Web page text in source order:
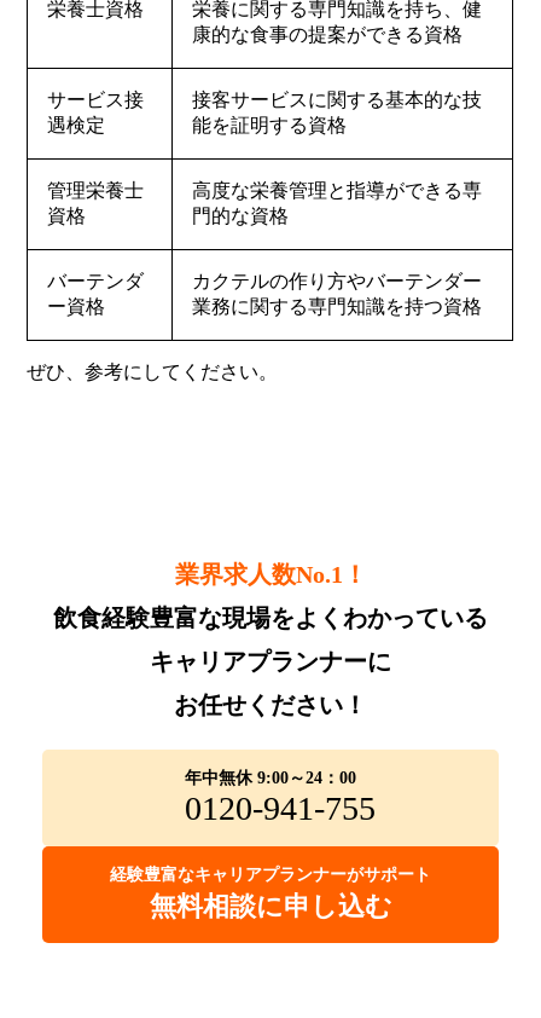
栄養士資格
栄養に関する専門知識を持ち、健
康的な食事の提案ができる資格
サービス接
遇検定
接客サービスに関する基本的な技
能を証明する資格
管理栄養士
資格
高度な栄養管理と指導ができる専
門的な資格
バーテンダ
ー資格
カクテルの作り方やバーテンダー
業務に関する専門知識を持つ資格
ぜひ、参考にしてください。
業界求人数No.1！
飲食経験豊富な現場をよくわかっている
キャリアプランナーに
お任せください！
年中無休 9:00～24：00
0120-941-755
経験豊富なキャリアプランナーがサポート
無料相談に申し込む